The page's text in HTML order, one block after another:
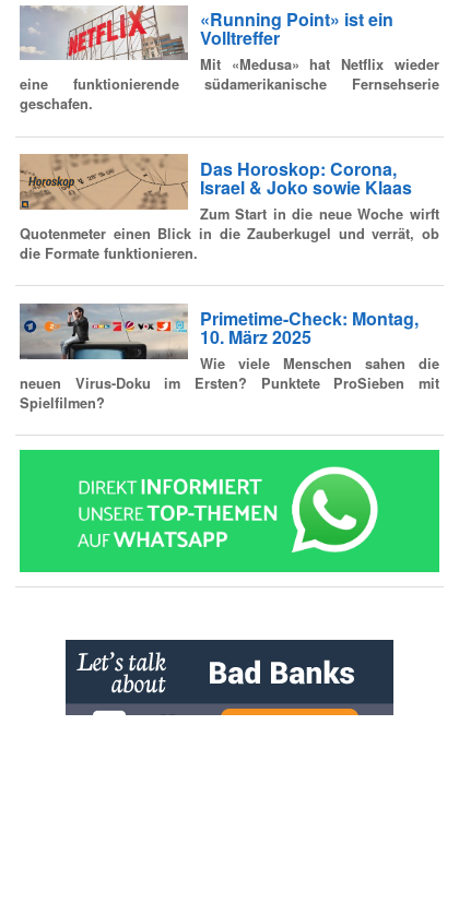
«Running Point» ist ein
Volltreffer
Mit «Medusa» hat Netflix wieder
eine funktionierende südamerikanische Fernsehserie
geschafen.
Das Horoskop: Corona,
Israel & Joko sowie Klaas
Zum Start in die neue Woche wirft
Quotenmeter einen Blick in die Zauberkugel und verrät, ob
die Formate funktionieren.
Primetime-Check: Montag,
10. März 2025
Wie viele Menschen sahen die
neuen Virus-Doku im Ersten? Punktete ProSieben mit
Spielfilmen?